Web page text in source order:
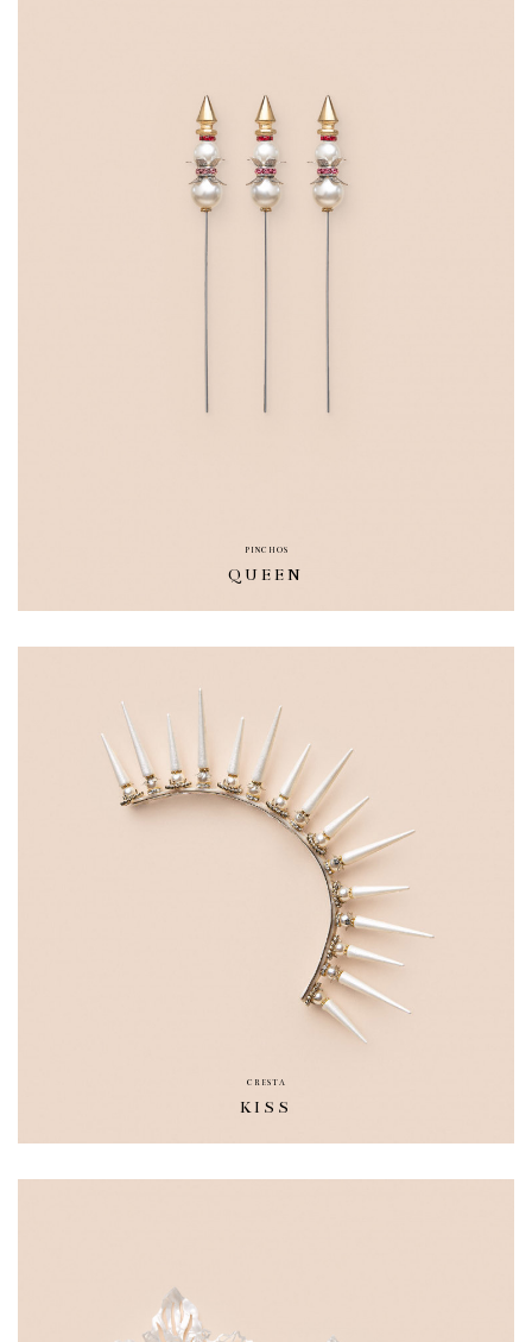
PINCHOS
QUEEN
CRESTA
KISS